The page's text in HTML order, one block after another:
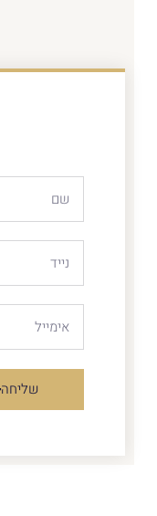
שליחה